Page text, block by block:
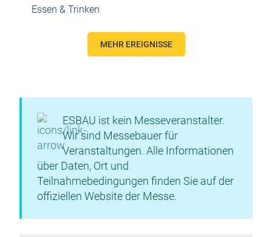
Essen & Trinken
MEHR EREIGNISSE
ESBAU ist kein Messeveranstalter.
Wir sind Messebauer für
Veranstaltungen. Alle Informationen
über Daten, Ort und
Teilnahmebedingungen finden Sie auf der
offiziellen Website der Messe.